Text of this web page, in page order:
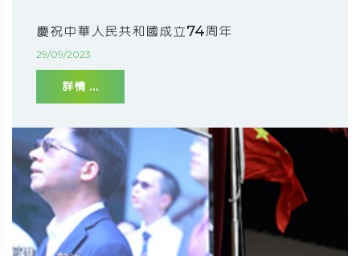
慶祝中華人民共和國成立74周年
29/09/2023
詳情 ...